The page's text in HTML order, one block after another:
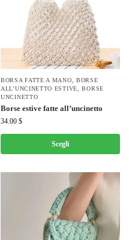
BORSA FATTE A MANO ,BORSE
ALL’UNCINETTO ESTIVE ,BORSE
UNCINETTO
Borse estive fatte all’uncinetto
34.00 $
Scegli